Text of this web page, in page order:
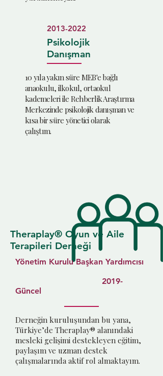
2013-2022
Psikolojik
Danışman
10 yıla yakın süre MEB'e bağlı
anaokulu, ilkokul, ortaokul
kademeleri ile Rehberlik Araştırma
Merkezinde psikolojik danışman ve
kısa bir süre yönetici olarak
çalıştım.
Theraplay® Oyun ve Aile
Terapileri Derneği
Yönetim Kurulu Başkan Yardımcısı
2019-
Güncel
Derneğin kuruluşundan bu yana,
Türkiye’de Theraplay® alanındaki
mesleki gelişimi destekleyen eğitim,
paylaşım ve uzman destek
çalışmalarında aktif rol almaktayım.